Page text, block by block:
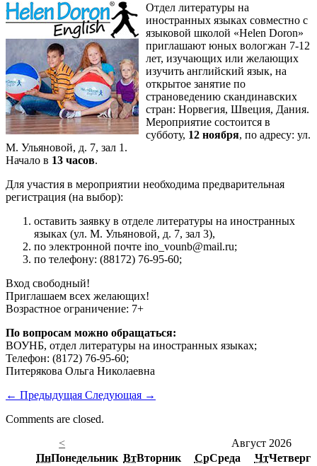
Отдел литературы на
иностранных языках совместно с
языковой школой «Helen Doron»
приглашают юных вологжан 7-12
лет, изучающих или желающих
изучить английский язык, на
открытое занятие по
страноведению скандинавских
стран: Норвегия, Швеция, Дания.
Мероприятие состоится в
субботу, 12 ноября, по адресу: ул.
М. Ульяновой, д. 7, зал 1.
Начало в 13 часов.
Для участия в мероприятии необходима предварительная
регистрация (на выбор):
оставить заявку в отделе литературы на иностранных
языках (ул. М. Ульяновой, д. 7, зал 3),
по электронной почте ino_vounb@mail.ru;
по телефону: (88172) 76-95-60;
Вход свободный!
Приглашаем всех желающих!
Возрастное ограничение: 7+
По вопросам можно обращаться:
ВОУНБ, отдел литературы на иностранных языках;
Телефон: (8172) 76-95-60;
Питерякова Ольга Николаевна
← Предыдущая Следующая →
Comments are closed.
<
Август 2026
ПнПонедельник ВтВторник СрСреда ЧтЧетверг